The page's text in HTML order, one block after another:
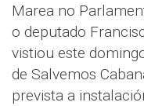
Marea no
o deputado
vistiou este
de Salvemos
prevista a